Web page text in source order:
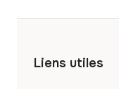
Liens utiles